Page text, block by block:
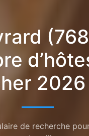
2026
de recherche